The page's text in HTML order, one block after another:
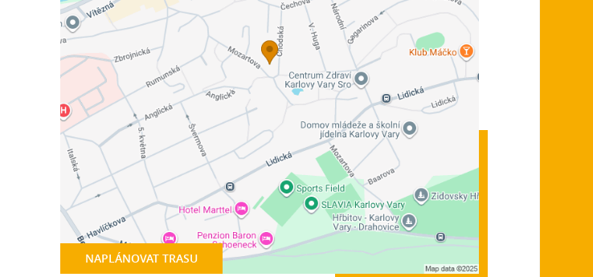
NAPLÁNOVAT TRASU